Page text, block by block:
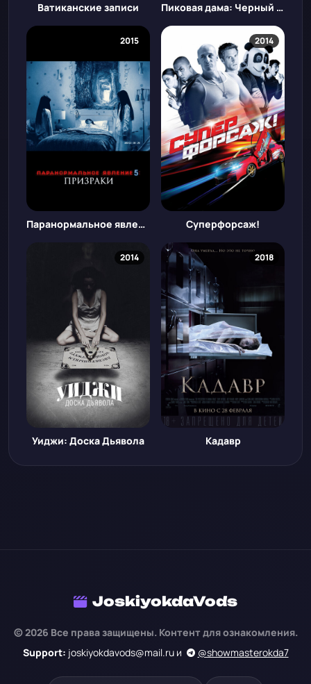
Ватиканские записи Пиковая дама: Черный обряд
2015
Паранормальное явление 5: Призраки в 3D
2014
Суперфорсаж!
2014
Уиджи: Доска Дьявола
2018
Кадавр
JoskiyokdaVods
© 2026 Все права защищены. Контент для ознакомления.
Support: joskiyokdavods@mail.ru и @showmasterokda7